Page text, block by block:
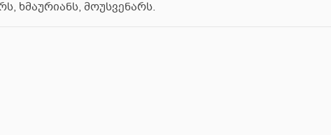
ხმაურიანს, მოუსვენარს.